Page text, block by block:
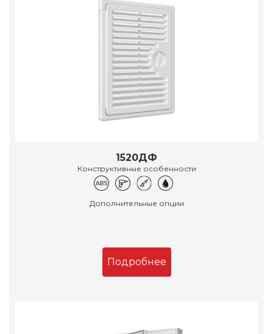
1520ДФ
Конструктивные особенности
Дополнительные опции
Подробнее